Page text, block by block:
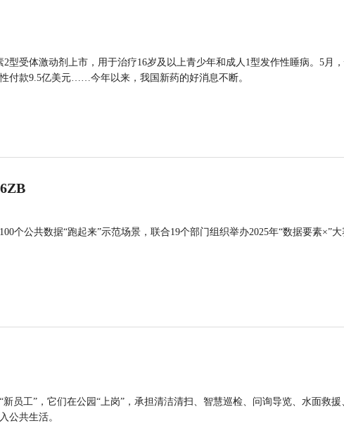
型受体激动剂上市，用于治疗16岁及以上青少年和成人1型发作性睡病。5月
付款9.5亿美元……今年以来，我国新药的好消息不断。
个公共数据“跑起来”示范场景，联合19个部门组织举办2025年“数据要素×”大
员工”，它们在公园“上岗”，承担清洁清扫、智慧巡检、问询导览、水面救援
公共生活。